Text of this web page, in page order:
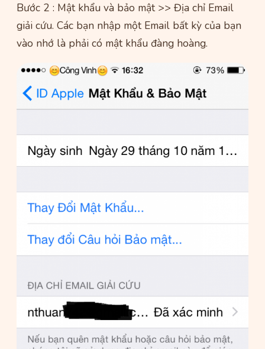
Bước 2 : Mật khẩu và bảo mật >> Địa chỉ Email
giải cứu. Các bạn nhập một Email bất kỳ của bạn
vào nhớ là phải có mật khẩu đàng hoàng.